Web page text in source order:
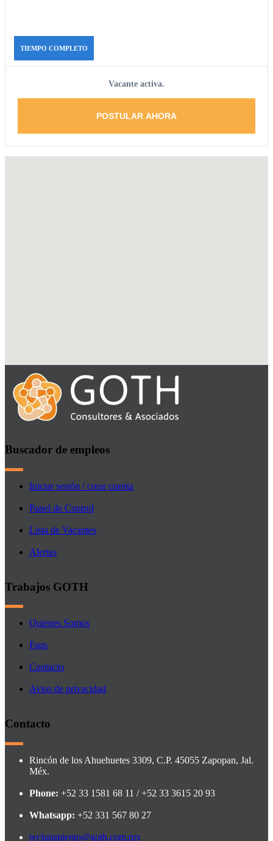
TIEMPO COMPLETO
Vacante activa.
POSTULAR AHORA
Buscador de empleos
Iniciar sesión / crear cuenta
Panel de Control
Lista de Vacantes
Alertas
Trabajos GOTH
Quienes Somos
Faqs
Contacto
Aviso de privacidad
Contacto
Rincón de los Ahuehuetes 3309, C.P. 45055 Zapopan, Jal.
Méx.
Phone: +52 33 1581 68 11 / +52 33 3615 20 93
Whatsapp: +52 331 567 80 27
reclutamiento@goth.com.mx